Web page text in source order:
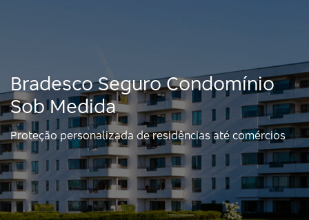
Bradesco Seguro Condomínio
Sob Medida
Proteção personalizada de residências até comércios